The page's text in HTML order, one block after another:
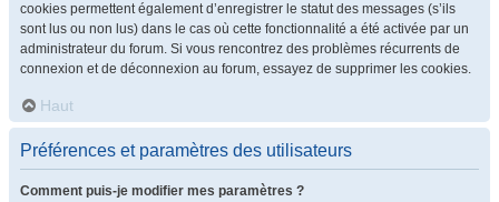
cookies permettent également d’enregistrer le statut des messages (s’ils
sont lus ou non lus) dans le cas où cette fonctionnalité a été activée par un
administrateur du forum. Si vous rencontrez des problèmes récurrents de
connexion et de déconnexion au forum, essayez de supprimer les cookies.
Haut
Préférences et paramètres des utilisateurs
Comment puis-je modifier mes paramètres ?